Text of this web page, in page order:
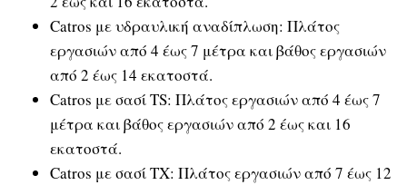
Catros με υδραυλική αναδίπλωση: Πλάτος
εργασιών από 4 έως 7 μέτρα και βάθος εργασιών
από 2 έως 14 εκατοστά.
Catros με σασί TS: Πλάτος εργασιών από 4 έως 7
μέτρα και βάθος εργασιών από 2 έως και 16
εκατοστά.
Catros με σασί TX: Πλάτος εργασιών από 7 έως 12